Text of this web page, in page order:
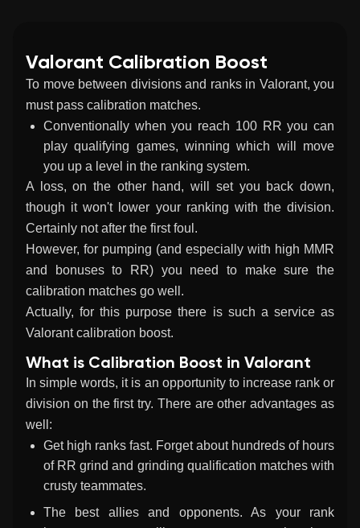
Valorant Calibration Boost
To move between divisions and ranks in Valorant, you
must pass calibration matches.
Conventionally when you reach 100 RR you can
play qualifying games, winning which will move
you up a level in the ranking system.
A loss, on the other hand, will set you back down,
though it won't lower your ranking with the division.
Certainly not after the first foul.
However, for pumping (and especially with high MMR
and bonuses to RR) you need to make sure the
calibration matches go well.
Actually, for this purpose there is such a service as
Valorant calibration boost.
What is Calibration Boost in Valorant
In simple words, it is an opportunity to increase rank or
division on the first try. There are other advantages as
well:
Get high ranks fast. Forget about hundreds of hours
of RR grind and grinding qualification matches with
crusty teammates.
The best allies and opponents. As your rank